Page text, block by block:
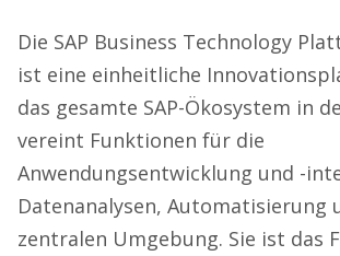
Die SAP Business Technology
ist eine einheitliche
das gesamte SAP-Ökosystem in
vereint Funktionen für die
Anwendungsentwicklung und -
Datenanalysen, Automatisierung
zentralen Umgebung. Sie ist das